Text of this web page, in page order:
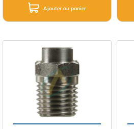
Ajouter au panier